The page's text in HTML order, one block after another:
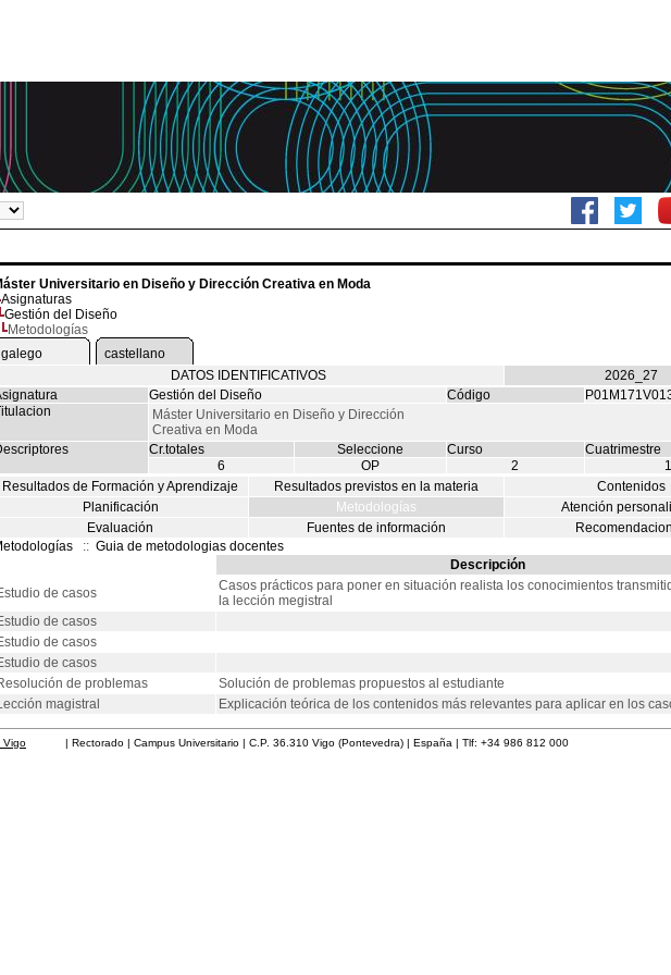
Universitario en Diseño y Dirección Creativa en Moda
Asignaturas
Gestión del Diseño
Metodologías
galego
castellano
DATOS IDENTIFICATIVOS
2026_27
Gestión del Diseño Código
Máster Universitario en Diseño y Dirección
Creativa en Moda
Cr.totales Seleccione Curso
Cuatrimestre
6
OP 2
Resultados de Formación y Aprendizaje
Resultados previstos en la materia
Contenidos
Planificación
Metodologías
Atención
Evaluación
Fuentes de información
:: Guia de metodologias docentes
Descripción
de casos
Casos prácticos para poner en situación realista los conocimientos
la lección megistral
de casos
de casos
de casos
de problemas
Solución de problemas propuestos al estudiante
magistral
Explicación teórica de los contenidos más relevantes para aplicar en los
Vigo | Rectorado | Campus Universitario | C.P. 36.310 Vigo (Pontevedra) | España | Tlf: +34 986 812 000